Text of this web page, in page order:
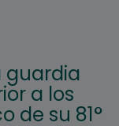
guardia
a los
de su 81°